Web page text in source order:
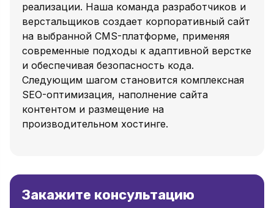
реализации. Наша команда разработчиков и
верстальщиков создает корпоративный сайт
на выбранной CMS-платформе, применяя
современные подходы к адаптивной верстке
и обеспечивая безопасность кода.
Следующим шагом становится комплексная
SEO-оптимизация, наполнение сайта
контентом и размещение на
производительном хостинге.
Закажите консультацию